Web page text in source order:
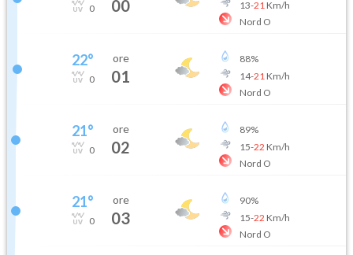
0 00
13-21 Km/h
Nord O
22°
0
ore
01
88%
14-21 Km/h
Nord O
21°
0
ore
02
89%
15-22 Km/h
Nord O
21°
0
ore
03
90%
15-22 Km/h
Nord O